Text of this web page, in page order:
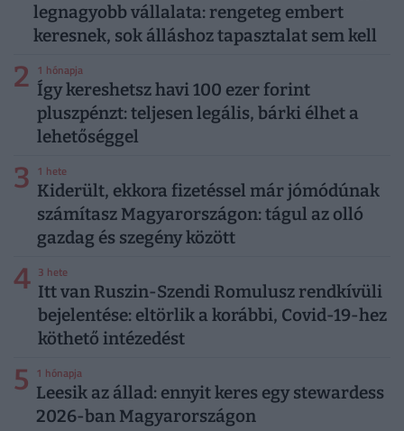
legnagyobb vállalata: rengeteg embert
keresnek, sok álláshoz tapasztalat sem kell
2 1 hónapja
Így kereshetsz havi 100 ezer forint
pluszpénzt: teljesen legális, bárki élhet a
lehetőséggel
3 1 hete
Kiderült, ekkora fizetéssel már jómódúnak
számítasz Magyarországon: tágul az olló
gazdag és szegény között
4 3 hete
Itt van Ruszin-Szendi Romulusz rendkívüli
bejelentése: eltörlik a korábbi, Covid-19-hez
köthető intézedést
5 1 hónapja
Leesik az állad: ennyit keres egy stewardess
2026-ban Magyarországon